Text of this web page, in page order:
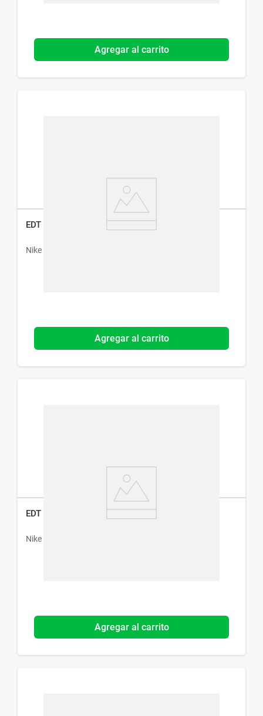
Agregar al carrito
EDT Nike Ultra Purple Woman x 100 ml
Nike
Agregar al carrito
EDT Nike Ultra Green Man x 30 ml
Nike
Agregar al carrito